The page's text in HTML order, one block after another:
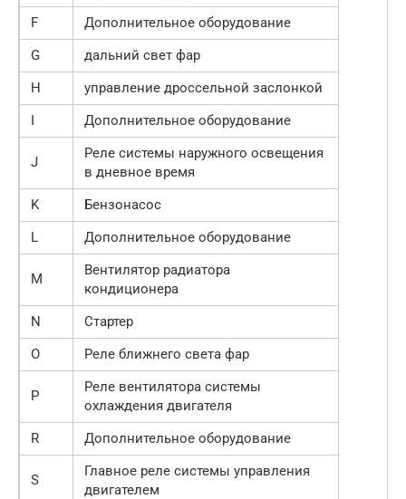
F
Дополнительное оборудование
G
дальний свет фар
H
управление дроссельной заслонкой
I
Дополнительное оборудование
J
Реле системы наружного освещения
в дневное время
K
Бензонасос
L
Дополнительное оборудование
M
Вентилятор радиатора
кондиционера
N
Стартер
O
Реле ближнего света фар
P
Реле вентилятора системы
охлаждения двигателя
R
Дополнительное оборудование
S
Главное реле системы управления
двигателем